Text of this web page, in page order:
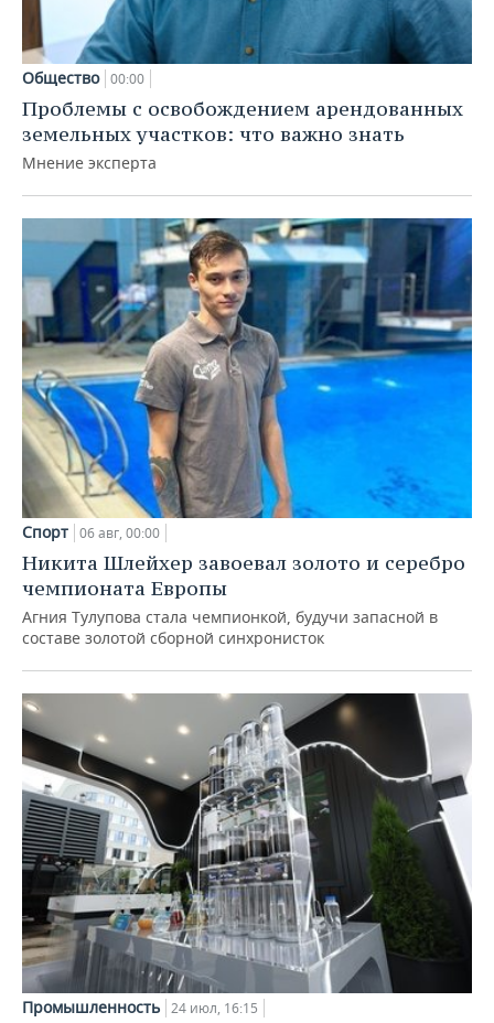
Общество 00:00
Проблемы с освобождением арендованных
земельных участков: что важно знать
Мнение эксперта
Спорт 06 авг, 00:00
Никита Шлейхер завоевал золото и серебро
чемпионата Европы
Агния Тулупова стала чемпионкой, будучи запасной в
составе золотой сборной синхронисток
Промышленность 24 июл, 16:15